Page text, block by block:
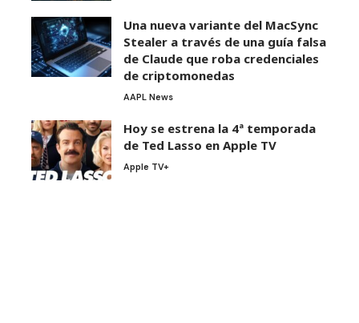
Una nueva variante del MacSync
Stealer a través de una guía falsa
de Claude que roba credenciales
de criptomonedas
AAPL News
Hoy se estrena la 4ª temporada
de Ted Lasso en Apple TV
Apple TV+